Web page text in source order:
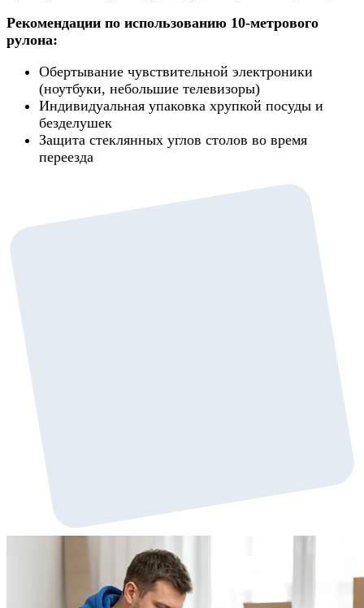
Рекомендации по использованию 10-метрового
рулона:
Обертывание чувствительной электроники
(ноутбуки, небольшие телевизоры)
Индивидуальная упаковка хрупкой посуды и
безделушек
Защита стеклянных углов столов во время
переезда